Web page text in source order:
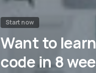
Start now
Want to
code in 8